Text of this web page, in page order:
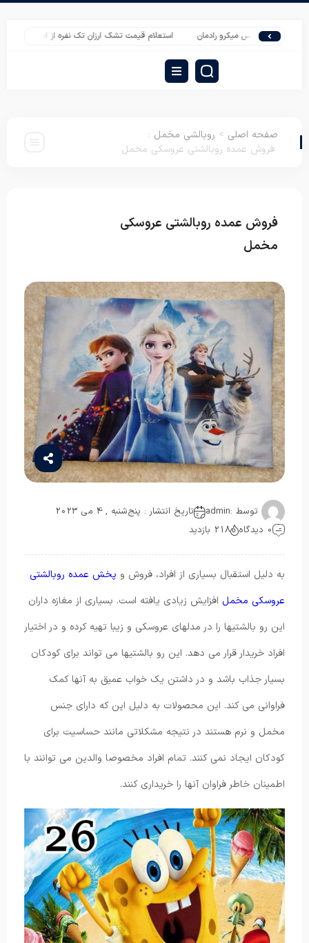
عروس میکرو رادمان استعلام قیمت تشک ارزان تک نفره از اصفهان
صفحه اصلی > روبالشی مخمل :
فروش عمده روبالشتی عروسکی مخمل
فروش عمده روبالشتی عروسکی
مخمل
توسط :admin
تاریخ انتشار : پنج‌شنبه , 4 می 2023
0 دیدگاه
218 بازدید
به دلیل استقبال بسیاری از افراد، فروش و پخش عمده روبالشتی
عروسکی مخمل افزایش زیادی یافته است. بسیاری از مغازه داران
این رو بالشتیها را در مدلهای عروسکی و زیبا تهیه کرده و در اختیار
افراد خریدار قرار می‌ دهد. این رو بالشتیها می تواند برای کودکان
بسیار جذاب باشد و در داشتن یک خواب عمیق به آنها کمک
فراوانی می‌ کند. این محصولات به دلیل این که دارای جنس
مخمل و نرم هستند در نتیجه مشکلاتی مانند حساسیت برای
کودکان ایجاد نمی ‌کنند. تمام افراد مخصوصا والدین می توانند با
اطمینان خاطر فراوان آنها را خریداری کنند.